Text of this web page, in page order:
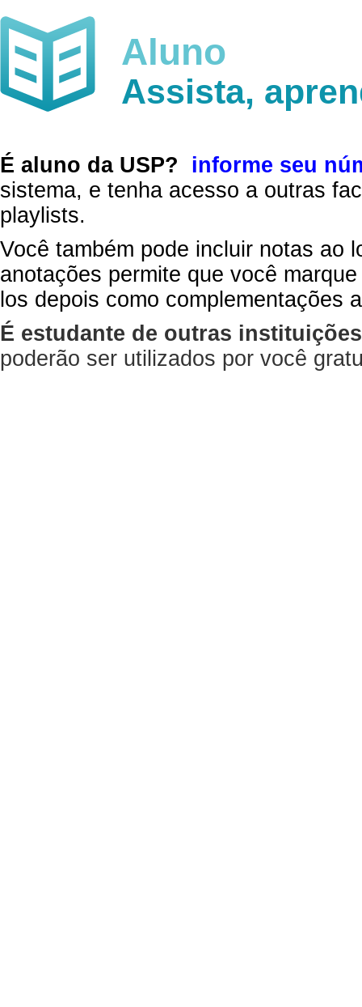
Aluno
Assista,
É aluno da USP?
informe seu
sistema, e tenha acesso a outras
playlists.
Você também pode incluir notas ao
anotações permite que você
los depois como complementações
É estudante de outras
poderão ser utilizados por você